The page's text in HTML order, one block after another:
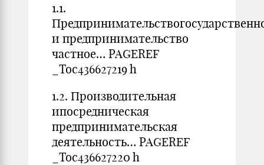
1.1.
и предпринимательство
частное… PAGEREF
_Toc436627219 h
1.2. Производительная
ипосредническая
предпринимательская
деятельность… PAGEREF
_Toc436627220 h